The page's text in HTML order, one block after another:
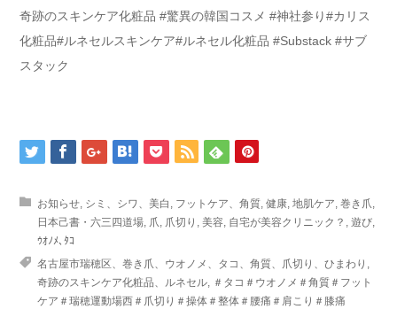
奇跡のスキンケア化粧品 #驚異の韓国コスメ #神社参り#カリス
化粧品#ルネセルスキンケア#ルネセル化粧品 #Substack #サブ
スタック
お知らせ, シミ、シワ、美白 , フットケア、角質, 健康, 地肌ケア, 巻き爪,
日本己書・六三四道場, 爪, 爪切り , 美容, 自宅が美容クリニック？ , 遊び,
ｳｵﾉﾒ､ﾀｺ
名古屋市瑞穂区、巻き爪、ウオノメ、タコ、角質、爪切り、ひまわり ,
奇跡のスキンケア化粧品、ルネセル, ＃タコ＃ウオノメ＃角質＃フット
ケア＃瑞穂運動場西＃爪切り＃操体＃整体＃腰痛＃肩こり＃膝痛